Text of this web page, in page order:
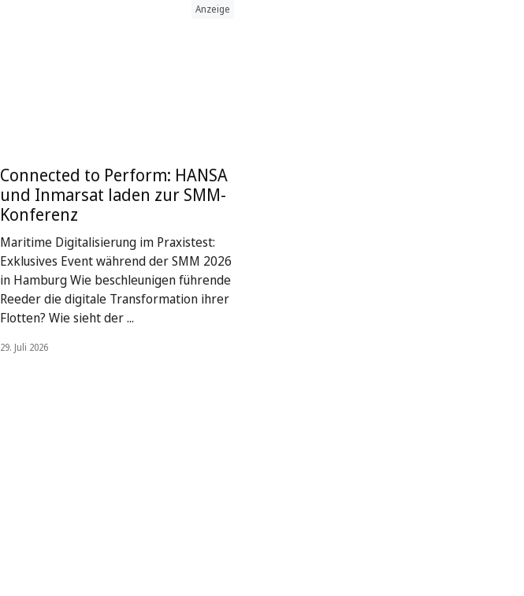
Anzeige
Connected to Perform: HANSA
und Inmarsat laden zur SMM-
Konferenz
Maritime Digitalisierung im Praxistest:
Exklusives Event während der SMM 2026
in Hamburg Wie beschleunigen führende
Reeder die digitale Transformation ihrer
Flotten? Wie sieht der ...
29. Juli 2026